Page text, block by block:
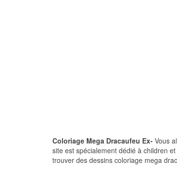
Coloriage Mega Dracaufeu Ex- Vous
site est spécialement dédié à children
trouver des dessins coloriage mega